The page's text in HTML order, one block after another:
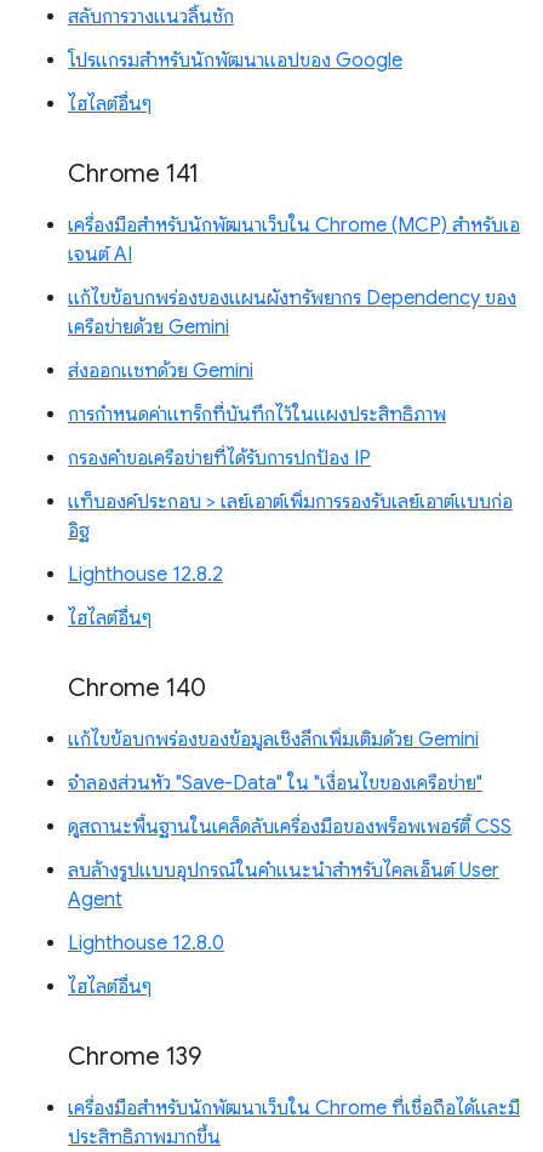
สลับการวางแนวลิ้นชัก
โปรแกรมสำหรับนักพัฒนาแอปของ Google
ไฮไลต์อื่นๆ
Chrome 141
เครื่องมือสำหรับนักพัฒนาเว็บใน Chrome (MCP) สำหรับเอ
เจนต์ AI
แก้ไขข้อบกพร่องของแผนผังทรัพยากร Dependency ของ
เครือข่ายด้วย Gemini
ส่งออกแชทด้วย Gemini
การกำหนดค่าแทร็กที่บันทึกไว้ในแผงประสิทธิภาพ
กรองคำขอเครือข่ายที่ได้รับการปกป้อง IP
แท็บองค์ประกอบ > เลย์เอาต์เพิ่มการรองรับเลย์เอาต์แบบก่อ
อิฐ
Lighthouse 12.8.2
ไฮไลต์อื่นๆ
Chrome 140
แก้ไขข้อบกพร่องของข้อมูลเชิงลึกเพิ่มเติมด้วย Gemini
จำลองส่วนหัว "Save-Data" ใน "เงื่อนไขของเครือข่าย"
ดูสถานะพื้นฐานในเคล็ดลับเครื่องมือของพร็อพเพอร์ตี้ CSS
ลบล้างรูปแบบอุปกรณ์ในคำแนะนำสำหรับไคลเอ็นต์ User
Agent
Lighthouse 12.8.0
ไฮไลต์อื่นๆ
Chrome 139
เครื่องมือสำหรับนักพัฒนาเว็บใน Chrome ที่เชื่อถือได้และมี
ประสิทธิภาพมากขึ้น